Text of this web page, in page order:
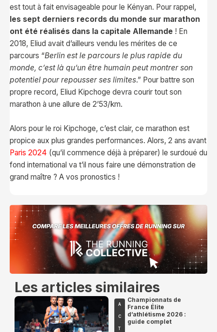
est tout à fait envisageable pour le Kényan. Pour rappel,
les sept derniers records du monde sur marathon
ont été réalisés dans la capitale Allemande ! En
2018, Eliud avait d’ailleurs vendu les mérites de ce
parcours “Berlin est le parcours le plus rapide du
monde, c’est là qu’un être humain peut montrer son
potentiel pour repousser ses limites.” Pour battre son
propre record, Eliud Kipchoge devra courir tout son
marathon à une allure de 2’53/km.
Alors pour le roi Kipchoge, c’est clair, ce marathon est
propice aux plus grandes performances. Alors, 2 ans avant
Paris 2024 (qu’il commence déjà à préparer) le surdoué du
fond international va t’il nous faire une démonstration de
grand maître ? A vos pronostics !
Les articles similaires
A
C
T
Championnats de
France Élite
d’athlétisme 2026 :
guide complet